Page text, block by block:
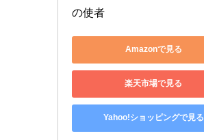
の使者
Amazonで見る
楽天市場で見る
Yahoo!ショッピングで見る